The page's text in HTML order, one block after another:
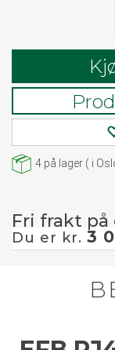
4 på lager ( i
Fri frakt på
Du er kr. 3